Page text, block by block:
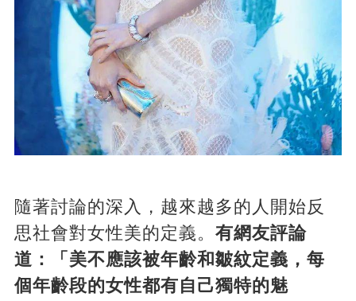
隨著討論的深入，越來越多的人開始反
思社會對女性美的定義。 有網友評論
道：「美不應該被年齡和皺紋定義，每
個年齡段的女性都有自己獨特的魅